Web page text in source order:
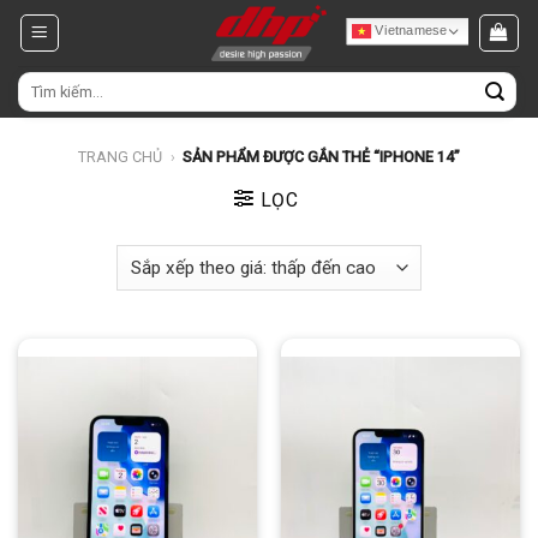
Chuyển
đến
nội
dung
Tìm
kiếm:
TRANG CHỦ › SẢN PHẨM ĐƯỢC GẮN THẺ “IPHONE 14”
LỌC
Vietnamese